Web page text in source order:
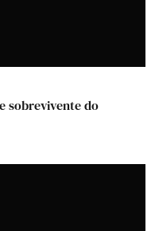
sobrevivente do